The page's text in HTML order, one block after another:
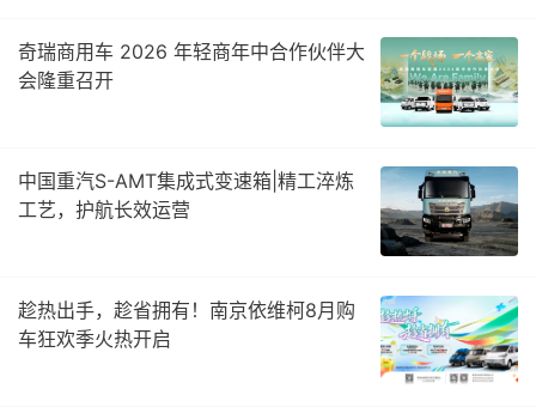
奇瑞商用车 2026 年轻商年中合作伙伴大
会隆重召开
中国重汽S-AMT集成式变速箱|精工淬炼
工艺，护航长效运营
趁热出手，趁省拥有！南京依维柯8月购
车狂欢季火热开启